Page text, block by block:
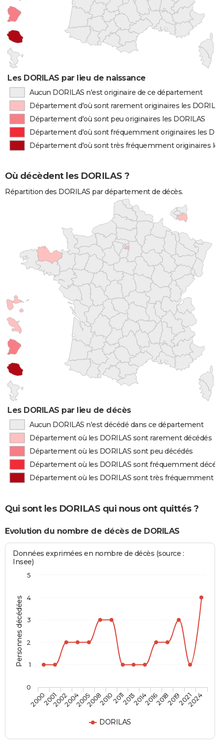
Les DORILAS par lieu de naissance
Aucun DORILAS n'est originaire de ce département
Département d'où sont rarement originaires les
Département d'où sont peu originaires les DORILAS
Département d'où sont fréquemment originaires les
Département d'où sont très fréquemment originaires
Où décèdent les DORILAS ?
Répartition des DORILAS par département de décès.
Les DORILAS par lieu de décès
Aucun DORILAS n'est décédé dans ce département
Département où les DORILAS sont rarement décédés
Département où les DORILAS sont peu décédés
Département où les DORILAS sont fréquemment
Département où les DORILAS sont très fréquemment
Qui sont les DORILAS qui nous ont quittés ?
Evolution du nombre de décès de DORILAS
Personnes décédées
Données exprimées en nombre de décès (source :
Insee)
DORILAS
200020012002200420052008201020112013201420162018201920212024
0
1
2
3
4
5